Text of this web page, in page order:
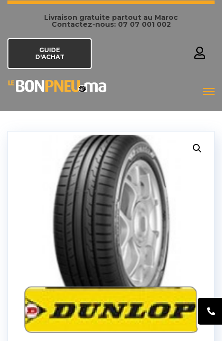
Livraison gratuite partout au Maroc
Contactez-nous: 07 07 001 002
GUIDE
D'ACHAT